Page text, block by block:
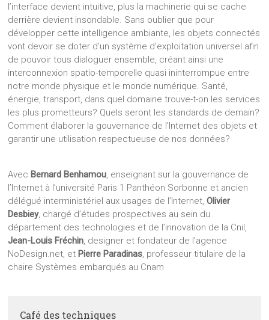
l’interface devient intuitive, plus la machinerie qui se cache
derrière devient insondable. Sans oublier que pour
développer cette intelligence ambiante, les objets connectés
vont devoir se doter d’un système d’exploitation universel afin
de pouvoir tous dialoguer ensemble, créant ainsi une
interconnexion spatio-temporelle quasi ininterrompue entre
notre monde physique et le monde numérique. Santé,
énergie, transport, dans quel domaine trouve-t-on les services
les plus prometteurs? Quels seront les standards de demain?
Comment élaborer la gouvernance de l’Internet des objets et
garantir une utilisation respectueuse de nos données?
Avec Bernard Benhamou , enseignant sur la gouvernance de
l’Internet à l’université Paris 1 Panthéon Sorbonne et ancien
délégué interministériel aux usages de l’Internet,Olivier
Desbiey, chargé d’études prospectives au sein du
département des technologies et de l’innovation de la Cnil,
Jean-Louis Fréchin , designer et fondateur de l’agence
NoDesign.net, et Pierre Paradinas , professeur titulaire de la
chaire Systèmes embarqués au Cnam
Café des techniques